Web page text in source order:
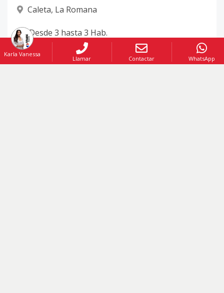
Caleta, La Romana
Desde 3 hasta 3 Hab.
Desde
hasta Mt2
Karla Vanessa
Llamar Contactar WhatsApp